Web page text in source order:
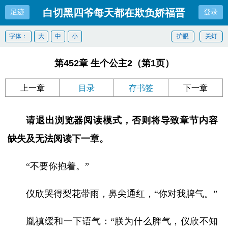
足迹 白切黑四爷每天都在欺负娇福晋 登录
关灯
护眼
字体： 大 中 小
第452章 生个公主2（第1页）
上一章 目录 存书签 下一章
请退出浏览器阅读模式，否则将导致章节内容
缺失及无法阅读下一章。
“不要你抱着。”
仪欣哭得梨花带雨，鼻尖通红，“你对我脾气。”
胤禛缓和一下语气：“朕为什么脾气，仪欣不知